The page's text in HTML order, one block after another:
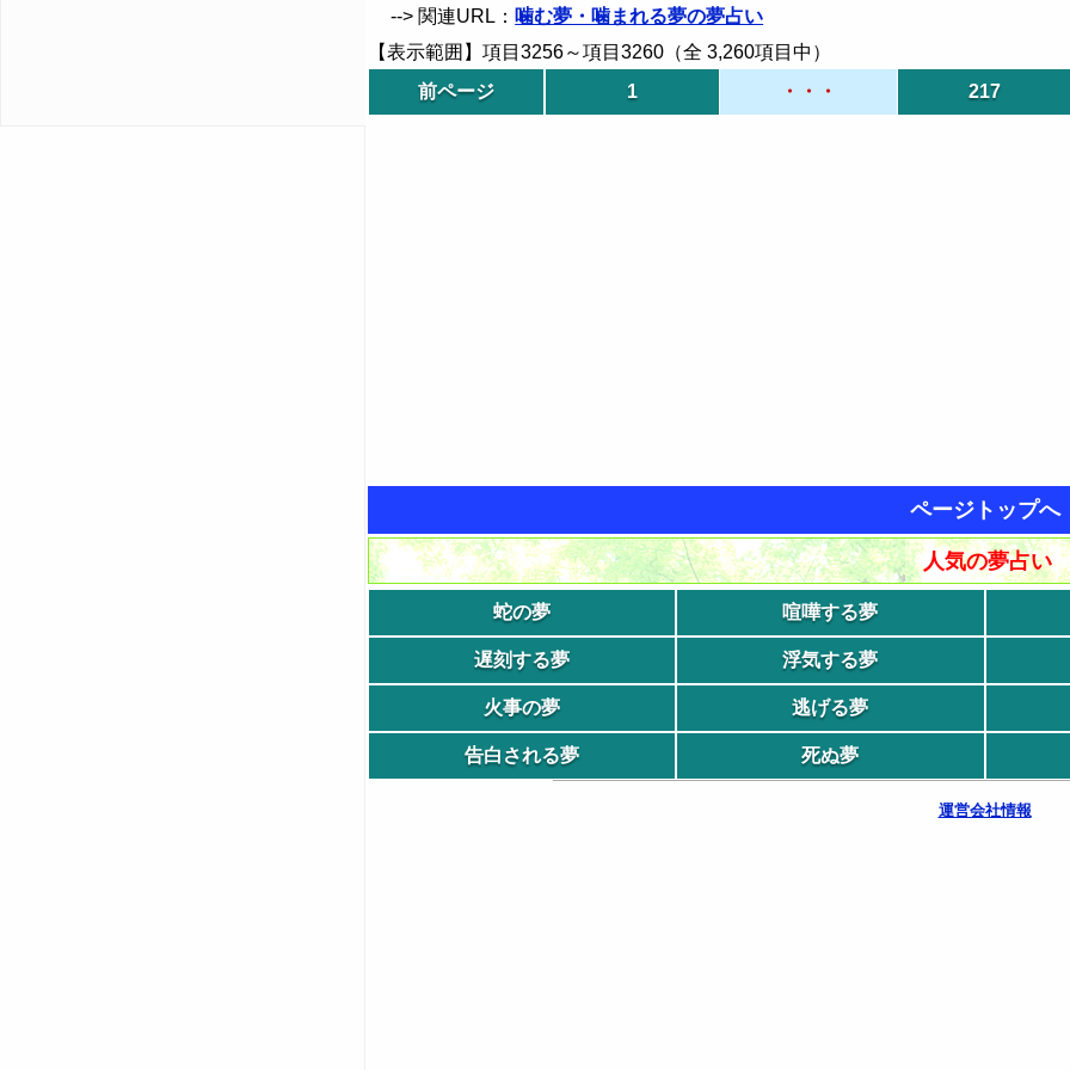
--> 関連URL： 噛む夢・噛まれる夢の夢占い
【表示範囲】項目3256～項目3260（全 3,260項目中）
前ページ
1 ・・・ 217
ページトップへ
人気の夢占い
蛇の夢 喧嘩する夢
遅刻する夢 浮気する夢
火事の夢 逃げる夢
告白される夢 死ぬ夢
運営会社情報